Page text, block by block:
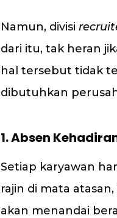
Namun, divisi
dari itu, tak heran
hal tersebut tidak
dibutuhkan
1.Absen
Setiap karyawan
rajin di mata
akan menandai